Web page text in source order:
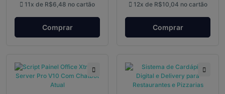
11x de R$6,48 no cartão
Comprar
12x de R$10,04 no cartão
Comprar